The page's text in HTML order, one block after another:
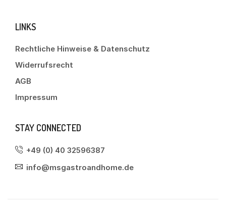
LINKS
Rechtliche Hinweise & Datenschutz
Widerrufsrecht
AGB
Impressum
STAY CONNECTED
+49 (0) 40 32596387
info@msgastroandhome.de